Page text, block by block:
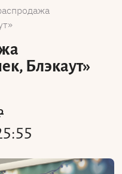
Блэкаут»